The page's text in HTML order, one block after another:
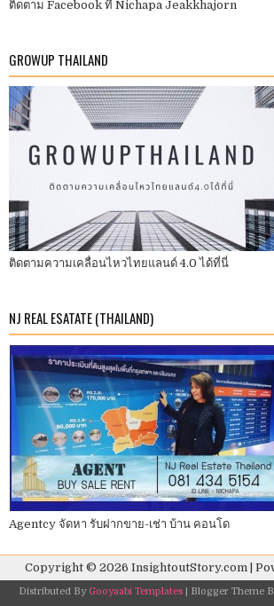
ติดตาม Facebook ที่ Nichapa Jeakkhajorn
GROWUP THAILAND
ติดตามความเคลื่อนไหวไทยแลนด์ 4.0 ได้ที่นี่
NJ REAL ESATATE (THAILAND)
Agentcy จัดหา รับฝากขาย-เช่า บ้าน คอนโด
Copyright © 2026 InsightoutStory.com |
Distributed By Gooyaabi Templates| Blogger Theme